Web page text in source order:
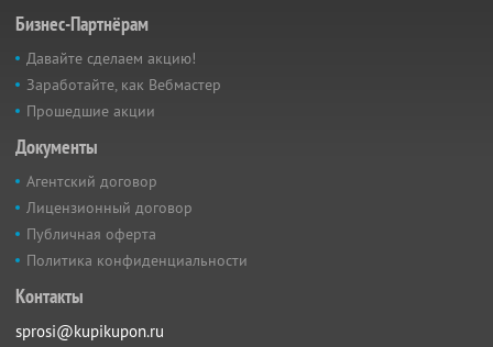
Бизнес-Партнёрам
Давайте сделаем акцию!
Заработайте, как Вебмастер
Прошедшие акции
Документы
Агентский договор
Лицензионный договор
Публичная оферта
Политика конфиденциальности
Контакты
sprosi@kupikupon.ru